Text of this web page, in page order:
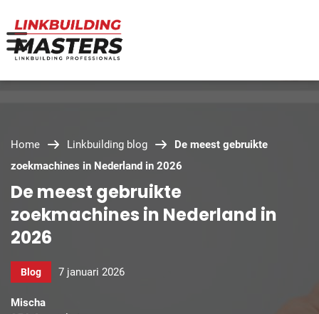
Home Linkbuilding blog
De meest gebruikte
zoekmachines in Nederland in 2026
De meest gebruikte
zoekmachines in Nederland in
2026
Blog 7 januari 2026
Mischa